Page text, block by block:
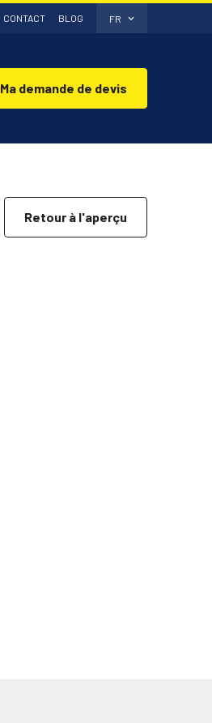
CONTACT BLOG FR
Ma demande de devis
Retour à l'aperçu